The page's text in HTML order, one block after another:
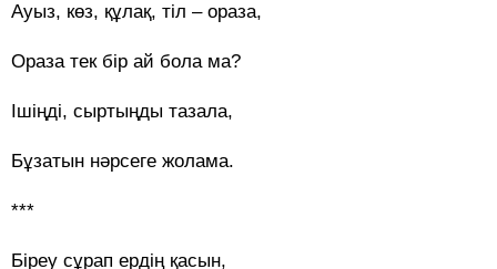
Ауыз, көз, құлақ, тіл – ораза,
Ораза тек бір ай бола ма?
Ішіңді, сыртыңды тазала,
Бұзатын нәрсеге жолама.
***
Біреу сұрап ердің қасын,